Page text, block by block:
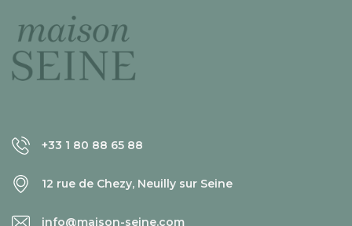
+33 1 80 88 65 88
12 rue de Chezy, Neuilly sur Seine
info@maison-seine.com